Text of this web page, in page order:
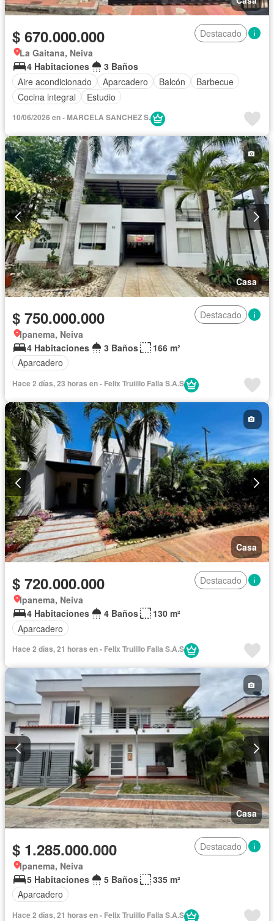
$ 670.000.000
Destacado
La Gaitana, Neiva
4 Habitaciones
3 Baños
Aire acondicionado
Aparcadero Balcón
Barbecue
Cocina integral
Estudio
10/06/2026 en - MARCELA SANCHEZ S.
Casa
$ 750.000.000
Destacado
Ipanema, Neiva
4 Habitaciones
3 Baños
166 m²
Aparcadero
Hace 2 días, 23 horas en - Felix Truiillo Falla S.A.S
Casa
$ 720.000.000
Destacado
Ipanema, Neiva
4 Habitaciones
4 Baños
130 m²
Aparcadero
Hace 2 días, 21 horas en - Felix Truiillo Falla S.A.S
Casa
$ 1.285.000.000
Destacado
Ipanema, Neiva
5 Habitaciones
5 Baños
335 m²
Aparcadero
Hace 2 días, 21 horas en - Felix Truiillo Falla S.A.S